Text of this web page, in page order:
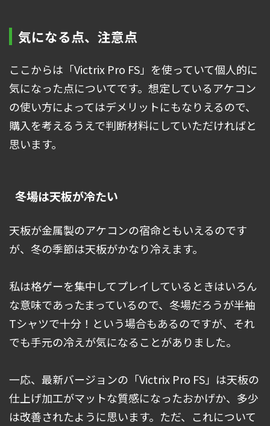
気になる点、注意点
ここからは「Victrix Pro FS」を使っていて個人的に
気になった点についてです。想定しているアケコン
の使い方によってはデメリットにもなりえるので、
購入を考えるうえで判断材料にしていただければと
思います。
冬場は天板が冷たい
天板が金属製のアケコンの宿命ともいえるのです
が、冬の季節は天板がかなり冷えます。
私は格ゲーを集中してプレイしているときはいろん
な意味であったまっているので、冬場だろうが半袖
Tシャツで十分！という場合もあるのですが、それ
でも手元の冷えが気になることがありました。
一応、最新バージョンの「Victrix Pro FS」は天板の
仕上げ加工がマットな質感になったおかげか、多少
は改善されたように思います。ただ、これについて